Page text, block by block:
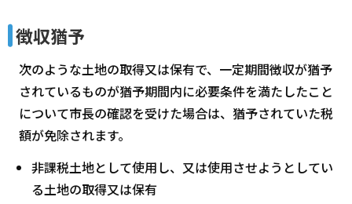
徴収猶予
次のような土地の取得又は保有で、一定期間徴収が猶予
されているものが猶予期間内に必要条件を満たしたこと
について市長の確認を受けた場合は、猶予されていた税
額が免除されます。
非課税土地として使用し、又は使用させようとしてい
る土地の取得又は保有